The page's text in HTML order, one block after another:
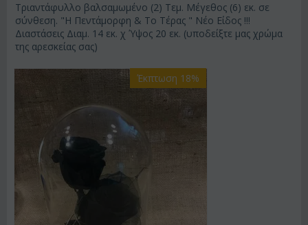
Τριαντάφυλλο βαλσαμωμένο (2) Τεμ. Μέγεθος (6) εκ. σε
σύνθεση. "Η Πεντάμορφη & Το Τέρας " Νέο Είδος !!!
Διαστάσεις Διαμ. 14 εκ. χ Ύψος 20 εκ. (υποδείξτε μας χρώμα
της αρεσκείας σας)
Έκπτωση 18%